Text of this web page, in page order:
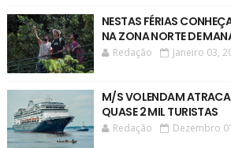
NESTAS FÉRIAS
NA ZONA NORTE DE
Redação Janeiro 03,
M/S VOLENDAM
QUASE 2 MIL TURISTAS
Redação Dezembro